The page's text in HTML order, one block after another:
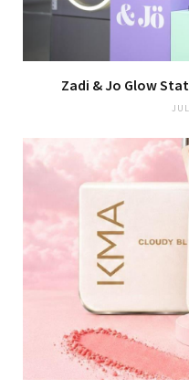
Zadi & Jo Glow